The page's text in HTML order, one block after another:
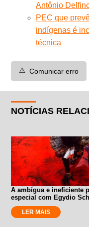
Antônio
PEC que
indígenas é
técnica
⚠️ Comunicar erro
NOTÍCIAS
A ambígua e ineficiente
especial com Egydio
LER MAIS